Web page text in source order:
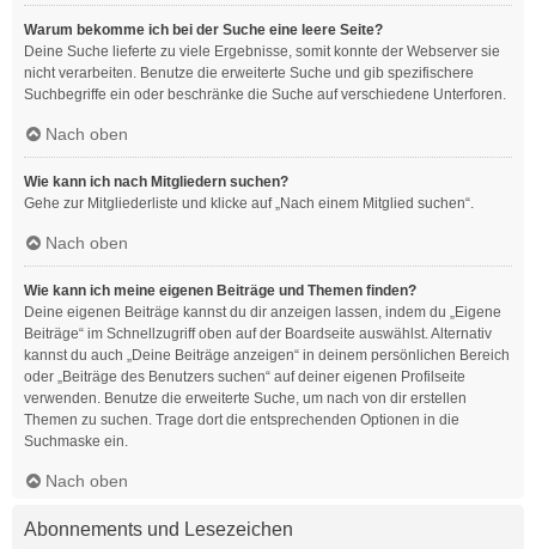
Warum bekomme ich bei der Suche eine leere Seite?
Deine Suche lieferte zu viele Ergebnisse, somit konnte der Webserver sie
nicht verarbeiten. Benutze die erweiterte Suche und gib spezifischere
Suchbegriffe ein oder beschränke die Suche auf verschiedene Unterforen.
Nach oben
Wie kann ich nach Mitgliedern suchen?
Gehe zur Mitgliederliste und klicke auf „Nach einem Mitglied suchen“.
Nach oben
Wie kann ich meine eigenen Beiträge und Themen finden?
Deine eigenen Beiträge kannst du dir anzeigen lassen, indem du „Eigene
Beiträge“ im Schnellzugriff oben auf der Boardseite auswählst. Alternativ
kannst du auch „Deine Beiträge anzeigen“ in deinem persönlichen Bereich
oder „Beiträge des Benutzers suchen“ auf deiner eigenen Profilseite
verwenden. Benutze die erweiterte Suche, um nach von dir erstellen
Themen zu suchen. Trage dort die entsprechenden Optionen in die
Suchmaske ein.
Nach oben
Abonnements und Lesezeichen